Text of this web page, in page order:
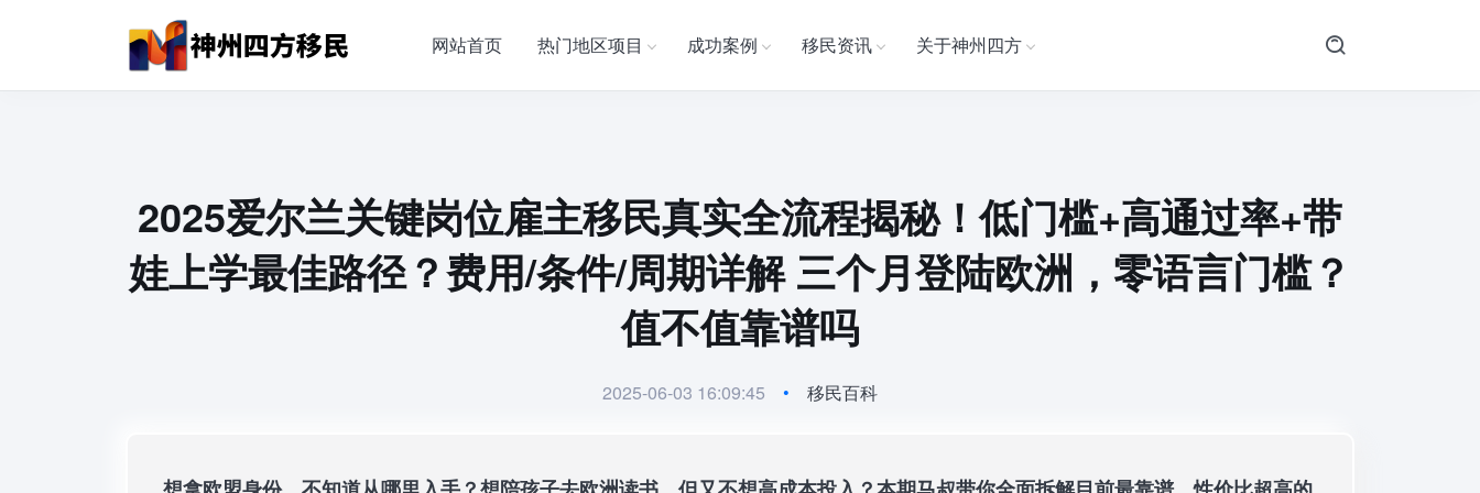
网站首页 热门地区项目 成功案例 移民资讯 关于神州四方
2025爱尔兰关键岗位雇主移民真实全流程揭秘！低门槛+高通过率+带
娃上学最佳路径？费用/条件/周期详解 三个月登陆欧洲，零语言门槛？
值不值靠谱吗
2025-06-03 16:09:45 • 移民百科